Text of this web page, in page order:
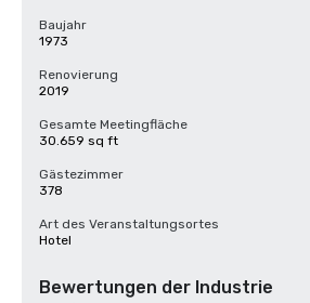
Baujahr
1973
Renovierung
2019
Gesamte Meetingfläche
30.659 sq ft
Gästezimmer
378
Art des Veranstaltungsortes
Hotel
Bewertungen der Industrie